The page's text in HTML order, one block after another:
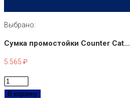
по
веб-
сайту
Выбрано:
Сумка промостойки Counter Cat…
5.565 ₽
Количество
товара
В корзину